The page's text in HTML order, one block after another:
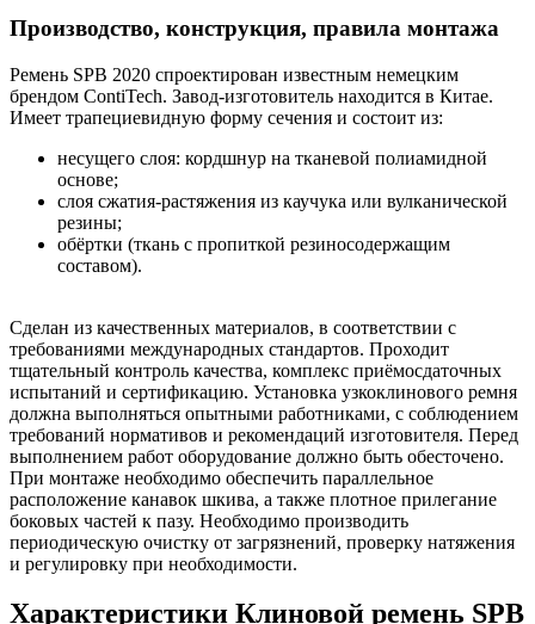
Производство, конструкция, правила монтажа
Ремень SPB 2020 спроектирован известным немецким
брендом ContiTech. Завод-изготовитель находится в Китае.
Имеет трапециевидную форму сечения и состоит из:
несущего слоя: кордшнур на тканевой полиамидной
основе;
слоя сжатия-растяжения из каучука или вулканической
резины;
обёртки (ткань с пропиткой резиносодержащим
составом).
Сделан из качественных материалов, в соответствии с
требованиями международных стандартов. Проходит
тщательный контроль качества, комплекс приёмосдаточных
испытаний и сертификацию. Установка узкоклинового ремня
должна выполняться опытными работниками, с соблюдением
требований нормативов и рекомендаций изготовителя. Перед
выполнением работ оборудование должно быть обесточено.
При монтаже необходимо обеспечить параллельное
расположение канавок шкива, а также плотное прилегание
боковых частей к пазу. Необходимо производить
периодическую очистку от загрязнений, проверку натяжения
и регулировку при необходимости.
Характеристики Клиновой ремень SPB